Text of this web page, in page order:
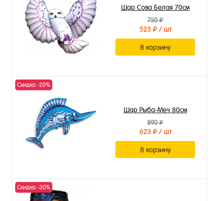
Шар Сова Белая 70см
750 ₽
525 ₽/ шт
В корзину
Скидка -20%
Шар Рыба-Меч 80см
890 ₽
623 ₽/ шт
В корзину
Скидка -30%